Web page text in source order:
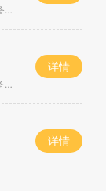
详情
详情